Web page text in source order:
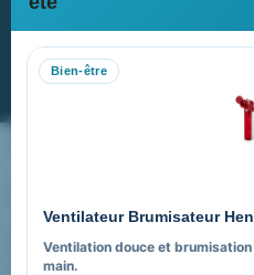
Bien-être
Ventilateur Brumisateur
Ventilation douce et
main.
Recevez nos dernières
Nos expertises &
FAQ sur Promenoch